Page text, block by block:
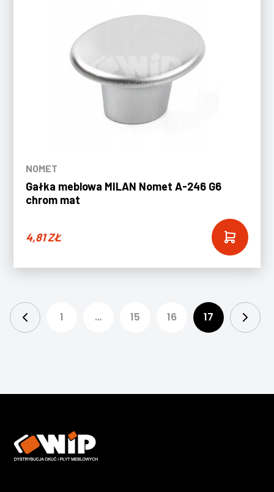
NOMET
Gałka meblowa MILAN Nomet A-246 G6
chrom mat
4,81ZŁ
1 … 15 16 17